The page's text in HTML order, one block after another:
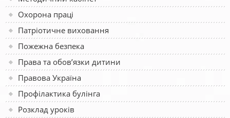
Охорона праці
Патріотичне виховання
Пожежна безпека
Права та обов’язки дитини
Правова Україна
Профілактика булінга
Розклад уроків